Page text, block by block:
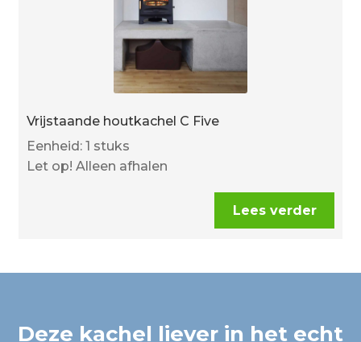
Vrijstaande houtkachel C Five
Eenheid: 1 stuks
Let op! Alleen afhalen
Lees verder
Deze kachel liever in het echt